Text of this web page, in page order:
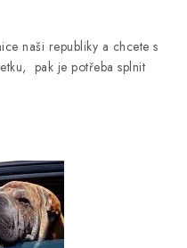
naši republiky a chcete s
pak je potřeba splnit